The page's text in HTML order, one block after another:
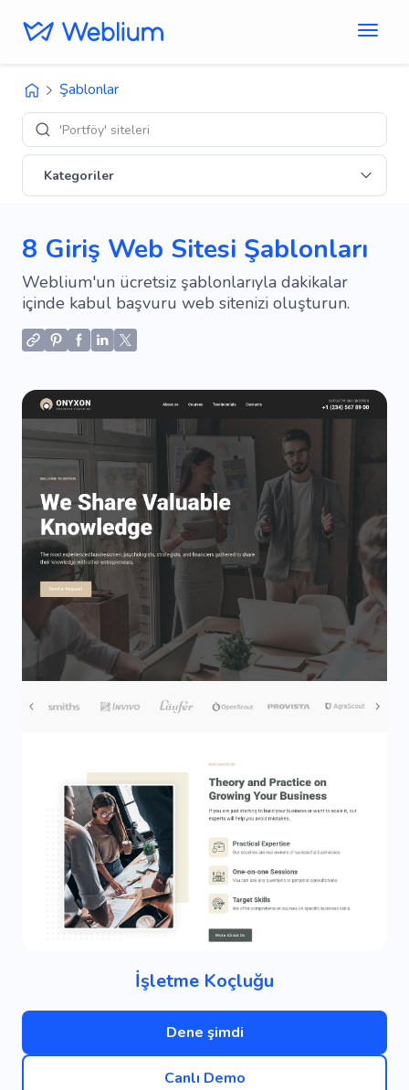
Şablonlar
'E-ticare
Kategoriler
8 Giriş Web Sitesi Şablonları
Weblium'un ücretsiz şablonlarıyla dakikalar
içinde kabul başvuru web sitenizi oluşturun.
İşletme Koçluğu
Dene şimdi
Canlı Demo